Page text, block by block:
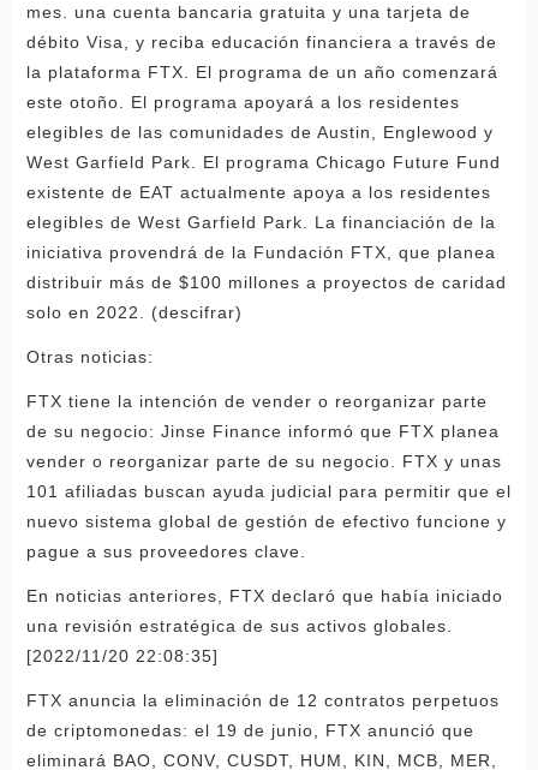
mes. una cuenta bancaria gratuita y una tarjeta de
débito Visa, y reciba educación financiera a través de
la plataforma FTX. El programa de un año comenzará
este otoño. El programa apoyará a los residentes
elegibles de las comunidades de Austin, Englewood y
West Garfield Park. El programa Chicago Future Fund
existente de EAT actualmente apoya a los residentes
elegibles de West Garfield Park. La financiación de la
iniciativa provendrá de la Fundación FTX, que planea
distribuir más de $100 millones a proyectos de caridad
solo en 2022. (descifrar)
Otras noticias:
FTX tiene la intención de vender o reorganizar parte
de su negocio: Jinse Finance informó que FTX planea
vender o reorganizar parte de su negocio. FTX y unas
101 afiliadas buscan ayuda judicial para permitir que el
nuevo sistema global de gestión de efectivo funcione y
pague a sus proveedores clave.
En noticias anteriores, FTX declaró que había iniciado
una revisión estratégica de sus activos globales.
[2022/11/20 22:08:35]
FTX anuncia la eliminación de 12 contratos perpetuos
de criptomonedas: el 19 de junio, FTX anunció que
eliminará BAO, CONV, CUSDT, HUM, KIN, MCB, MER,